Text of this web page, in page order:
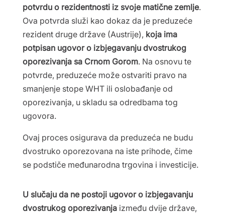
potvrdu o rezidentnosti iz svoje matične zemlje.
Ova potvrda služi kao dokaz da je preduzeće
rezident druge države (Austrije), koja ima
potpisan ugovor o izbjegavanju dvostrukog
oporezivanja sa Crnom Gorom. Na osnovu te
potvrde, preduzeće može ostvariti pravo na
smanjenje stope WHT ili oslobađanje od
oporezivanja, u skladu sa odredbama tog
ugovora.
Ovaj proces osigurava da preduzeća ne budu
dvostruko oporezovana na iste prihode, čime
se podstiče međunarodna trgovina i investicije.
U slučaju da ne postoji ugovor o izbjegavanju
dvostrukog oporezivanjaizmeđu dvije države,